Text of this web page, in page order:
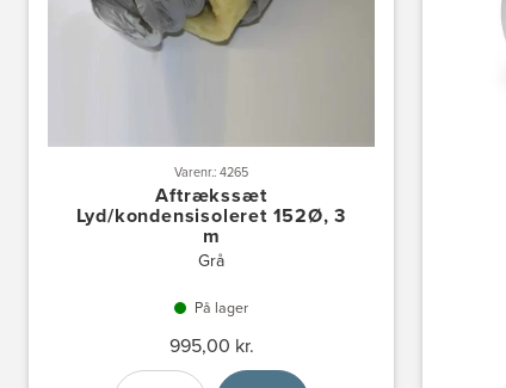
Varenr.: 4265
Aftrækssæt
Lyd/kondensisoleret 152Ø, 3
m
Grå
På lager
995,00 kr.